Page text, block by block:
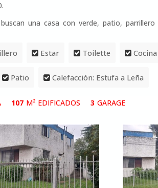
una casa con verde, patio,
Estar Toilette
Patio Calefacción: Estufa a Leña
107 M² EDIFICADOS 3 GARAGE